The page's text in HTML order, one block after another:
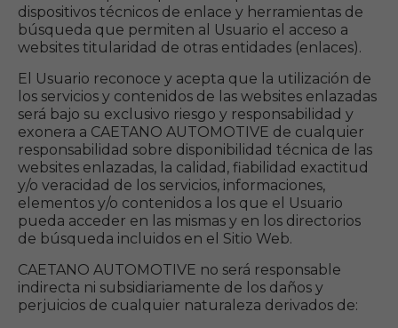
dispositivos técnicos de enlace y herramientas de
búsqueda que permiten al Usuario el acceso a
websites titularidad de otras entidades (enlaces).
El Usuario reconoce y acepta que la utilización de
los servicios y contenidos de las websites enlazadas
será bajo su exclusivo riesgo y responsabilidad y
exonera a CAETANO AUTOMOTIVE de cualquier
responsabilidad sobre disponibilidad técnica de las
websites enlazadas, la calidad, fiabilidad exactitud
y/o veracidad de los servicios, informaciones,
elementos y/o contenidos a los que el Usuario
pueda acceder en las mismas y en los directorios
de búsqueda incluidos en el Sitio Web.
CAETANO AUTOMOTIVE no será responsable
indirecta ni subsidiariamente de los daños y
perjuicios de cualquier naturaleza derivados de: